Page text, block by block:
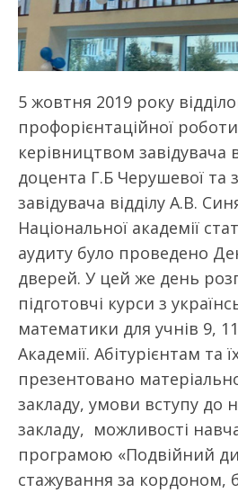
5 жовтня 2019 року
профорієнтаційної
керівництвом завідувача
доцента Г.Б Черушевої та
завідувача відділу А.В.
Національної академії
аудиту було проведено
дверей. У цей же день
підготовчі курси з
математики для учнів 9, 11
Академії. Абітурієнтам та
презентовано
закладу, умови вступу до
закладу, можливості
програмою «Подвійний
стажування за кордоном,